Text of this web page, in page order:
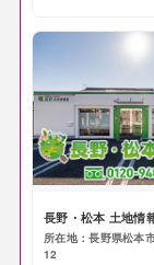
長野・松本 土地情
所在地：長野県松本
12